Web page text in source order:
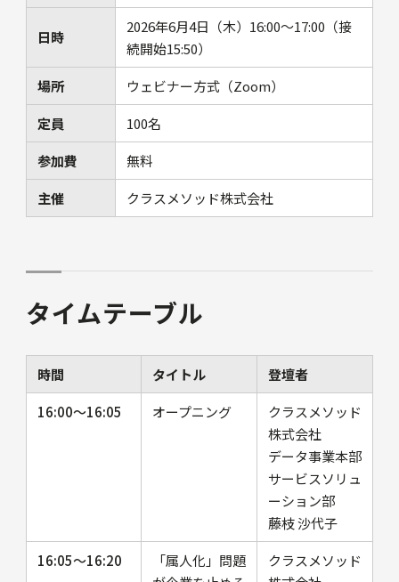
日時
2026年6月4日（木）16:00～17:00（接
続開始15:50）
場所
ウェビナー方式（Zoom）
定員
100名
参加費
無料
主催
クラスメソッド株式会社
タイムテーブル
時間 タイトル
登壇者
16:00〜16:05
オープニング
クラスメソッド
株式会社
データ事業本部
サービスソリュ
ーション部
藤枝 沙代子
16:05〜16:20
「属人化」問題
クラスメソッド